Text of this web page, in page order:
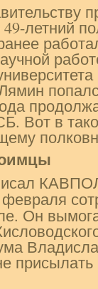
летний
Вот в
Он